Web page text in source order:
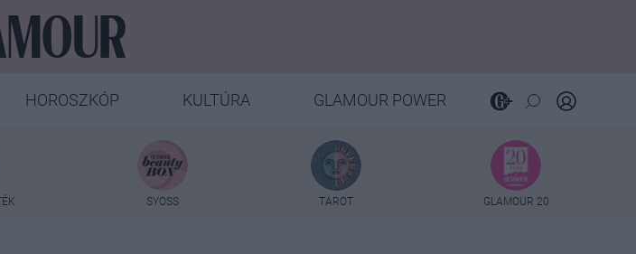
HOROSZKÓP KULTÚRA GLAMOUR POWER
SYOSS TAROT GLAMOUR 20